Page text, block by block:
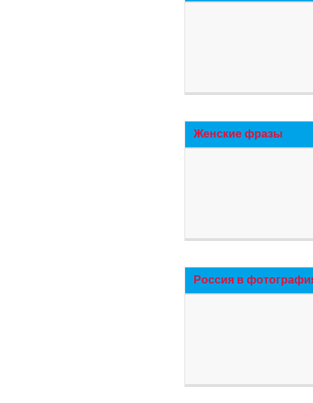
Женские фразы
Россия в